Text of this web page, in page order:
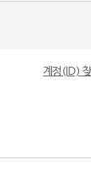
계정(ID)